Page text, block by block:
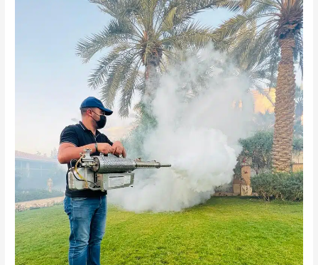
شركة
مكافحة
حشرات
بالرياض
_
مكافحة
الناموس